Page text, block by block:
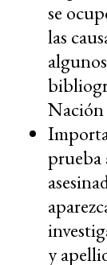
se
las
Nación
prueba
y